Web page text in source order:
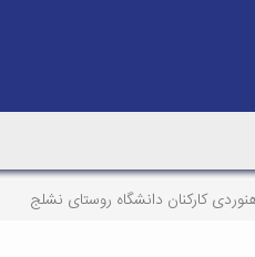
کارکنان دانشگاه روستای نشلج